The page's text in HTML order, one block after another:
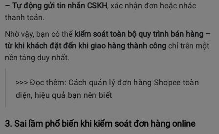
– Tự động gửi tin nhắn CSKH, xác nhận đơn hoặc nhắc
thanh toán.
Nhờ vậy, bạn có thể kiểm soát toàn bộ quy trình bán hàng –
từ khi khách đặt đến khi giao hàng thành công chỉ trên một
nền tảng duy nhất.
>>> Đọc thêm: Cách quản lý đơn hàng Shopee toàn
diện, hiệu quả bạn nên biết
3. Sai lầm phổ biến khi kiểm soát đơn hàng online